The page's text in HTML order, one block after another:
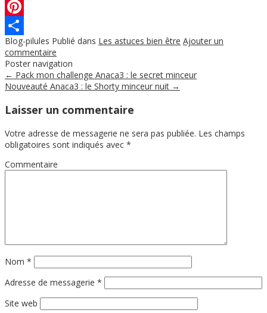
Twitter
Pinterest
Partager
Blog-pilules Publié dans Les astuces bien être Ajouter un
commentaire
Poster navigation
← Pack mon challenge Anaca3 : le secret minceur
Nouveauté Anaca3 : le Shorty minceur nuit →
Laisser un commentaire
Votre adresse de messagerie ne sera pas publiée. Les champs
obligatoires sont indiqués avec *
Commentaire
Nom *
Adresse de messagerie *
Site web